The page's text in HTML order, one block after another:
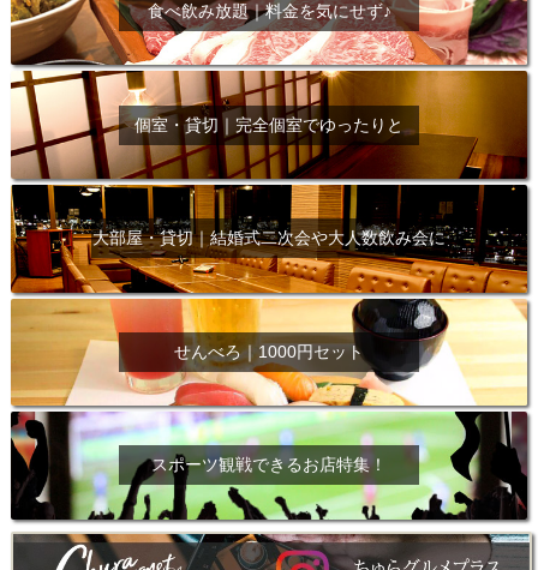
食べ飲み放題｜料金を気にせず♪
個室・貸切｜完全個室でゆったりと
大部屋・貸切｜結婚式二次会や大人数飲み会に
せんべろ｜1000円セット
スポーツ観戦できるお店特集！